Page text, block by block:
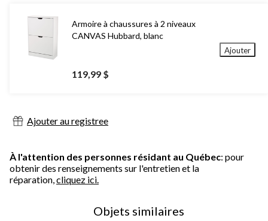
Armoire à chaussures à 2 niveaux
CANVAS Hubbard, blanc
119,99 $
Ajouter
Ajouter au registree
À l'attention des personnes résidant au Québec: pour
obtenir des renseignements sur l'entretien et la
réparation,cliquez ici.
Objets similaires